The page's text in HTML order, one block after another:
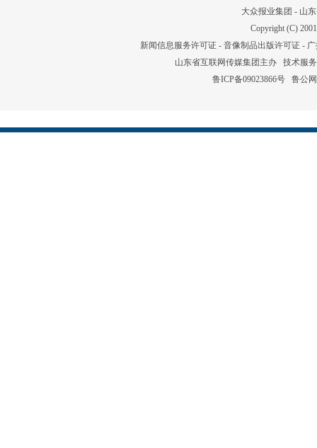
大众报业集团 - 山
Copyright (C)
新闻信息服务许可证 - 音像制品出版许可证 -
山东省互联网传媒集团主办 技术服
鲁ICP备09023866号
鲁公